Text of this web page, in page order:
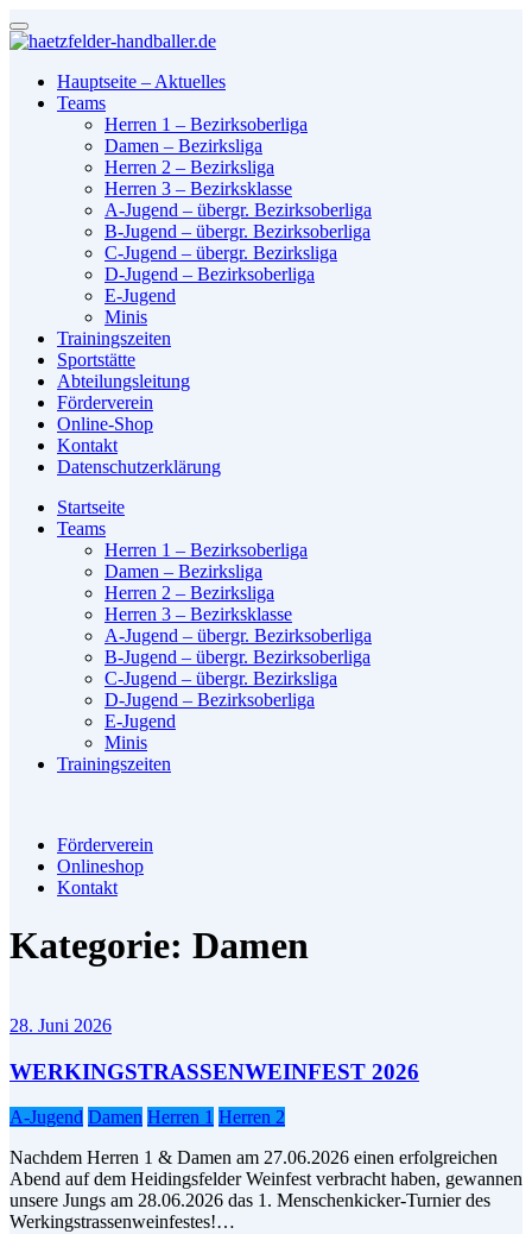
Hauptseite – Aktuelles
Teams
Herren 1 – Bezirksoberliga
Damen – Bezirksliga
Herren 2 – Bezirksliga
Herren 3 – Bezirksklasse
A-Jugend – übergr. Bezirksoberliga
B-Jugend – übergr. Bezirksoberliga
C-Jugend – übergr. Bezirksliga
D-Jugend – Bezirksoberliga
E-Jugend
Minis
Trainingszeiten
Sportstätte
Abteilungsleitung
Förderverein
Online-Shop
Kontakt
Datenschutzerklärung
Startseite
Teams
Herren 1 – Bezirksoberliga
Damen – Bezirksliga
Herren 2 – Bezirksliga
Herren 3 – Bezirksklasse
A-Jugend – übergr. Bezirksoberliga
B-Jugend – übergr. Bezirksoberliga
C-Jugend – übergr. Bezirksliga
D-Jugend – Bezirksoberliga
E-Jugend
Minis
Trainingszeiten
Förderverein
Onlineshop
Kontakt
Kategorie: Damen
28. Juni 2026
WERKINGSTRASSENWEINFEST 2026
A-Jugend Damen Herren 1 Herren 2
Nachdem Herren 1 & Damen am 27.06.2026 einen erfolgreichen
Abend auf dem Heidingsfelder Weinfest verbracht haben, gewannen
unsere Jungs am 28.06.2026 das 1. Menschenkicker-Turnier des
Werkingstrassenweinfestes!…